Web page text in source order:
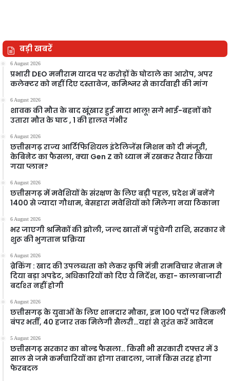
बड़ी खबरें
6 August 2026
प्रभारी DEO मनीराम यादव पर करोड़ों के घोटाले का आरोप, अपर
कलेक्टर को नहीं दिए दस्तावेज, कमिश्नर से कार्यवाही की मांग
6 August 2026
शावक की मौत के बाद खूंखार हुई मादा भालू! सगे भाई-बहनों को
उतारा मौत के घाट , 1 की हालत गंभीर
6 August 2026
छत्तीसगढ़ राज्य आर्टिफिशियल इंटेलिजेंस मिशन को दी मंजूरी,
केबिनेट का फैसला, क्या Gen Z को ध्यान में रखकर तैयार किया
गया प्लान?
6 August 2026
छत्तीसगढ़ में मवेशियों के संरक्षण के लिए बड़ी पहल, प्रदेश में बनेंगे
1400 से ज्यादा गौधाम, बेसहारा मवेशियों को मिलेगा नया ठिकाना
6 August 2026
भर जाएगी श्रमिकों की झोली, जल्द खातों में पहुंचेगी राशि, सरकार ने
शुरू की भुगतान प्रक्रिया
6 August 2026
ब्रेकिंग : खाद की उपलब्धता को लेकर कृषि मंत्री रामविचार नेताम ने
दिया बड़ा अपडेट, अधिकारियों को दिए ये निर्देश, कहा- कालाबाजारी
बर्दाश्त नहीं होगी
6 August 2026
छत्तीसगढ़ के युवाओं के लिए शानदार मौका, इन 100 पदों पर निकली
बंपर भर्ती, 40 हजार तक मिलेगी सैलरी…यहां से तुरंत करें आवेदन
5 August 2026
छत्तीसगढ़ सरकार का बोल्ड फैसला.. किसी भी सरकारी दफ्तर में 3
साल से जमे कर्मचारियों का होगा तबादला, जानें किस तरह होगा
फेरबदल